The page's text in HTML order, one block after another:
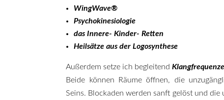
WingWave®
Psychokinesiologie
das Innere- Kinder- Retten
Heilsätze aus der Logosynthese
Außerdem setze ich begleitend
Beide können Räume öffnen, die
Seins. Blockaden werden sanft gelöst und